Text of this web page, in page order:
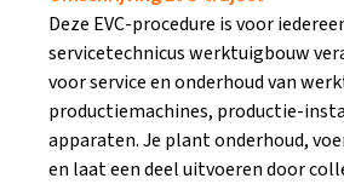
Deze EVC-procedure is voor
servicetechnicus werktuigbouw
voor service en onderhoud van
productiemachines, productie-
apparaten. Je plant onderhoud,
en laat een deel uitvoeren door